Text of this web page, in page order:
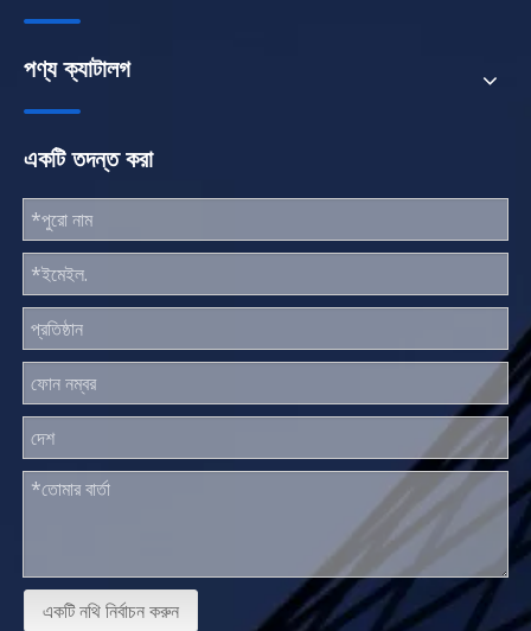
পণ্য ক্যাটালগ
একটি তদন্ত করা
একটি নথি নির্বাচন করুন